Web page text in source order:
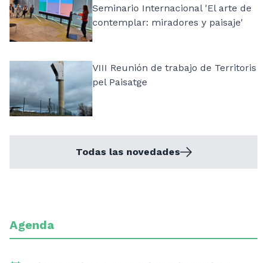
Seminario Internacional 'El arte de
contemplar: miradores y paisaje'
VIII Reunión de trabajo de Territoris
pel Paisatge
Todas las novedades
Agenda